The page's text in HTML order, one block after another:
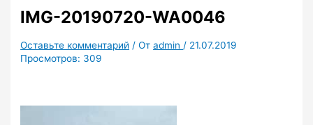
IMG-20190720-WA0046
Оставьте комментарий / Отadmin / 21.07.2019
Просмотров: 309